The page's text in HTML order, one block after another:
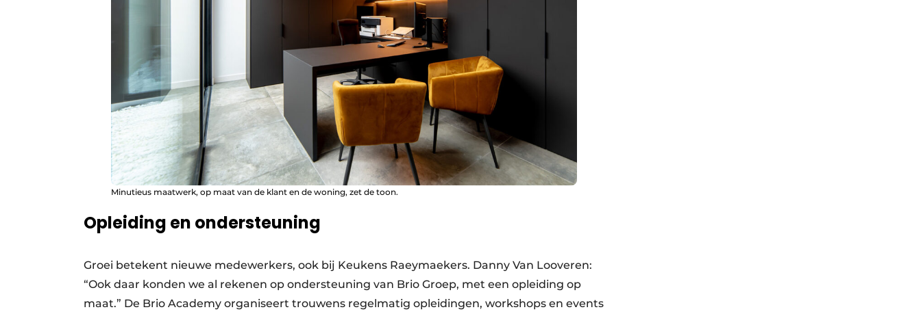
Minutieus maatwerk, op maat van de klant en de woning, zet de toon.
Opleiding en ondersteuning
Groei betekent nieuwe medewerkers, ook bij Keukens Raeymaekers. Danny Van Looveren:
“Ook daar konden we al rekenen op ondersteuning van Brio Groep, met een opleiding op
maat.” De Brio Academy organiseert trouwens regelmatig opleidingen, workshops en events